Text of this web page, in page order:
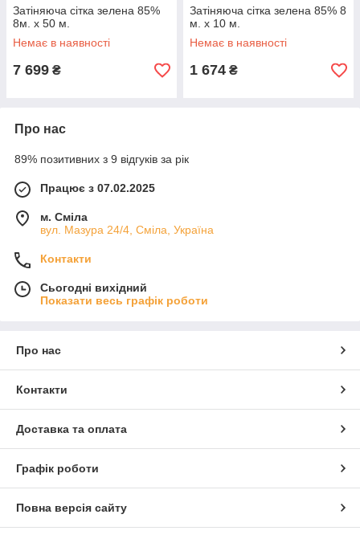
Затіняюча сітка зелена 85%
8м. х 50 м.
Немає в наявності
7 699 ₴
Затіняюча сітка зелена 85% 8
м. х 10 м.
Немає в наявності
1 674 ₴
Про нас
89% позитивних з 9 відгуків за рік
Працює з 07.02.2025
м. Сміла
вул. Мазура 24/4, Сміла, Україна
Контакти
Сьогодні вихідний
Показати весь графік роботи
Про нас
Контакти
Доставка та оплата
Графік роботи
Повна версія сайту